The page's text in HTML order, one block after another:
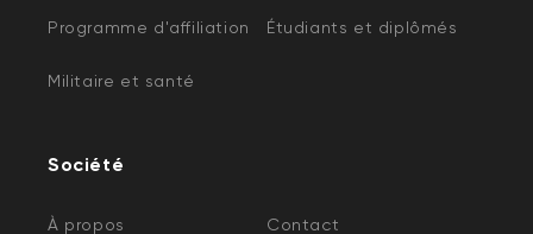
Programme d'affiliation Étudiants et diplômés
Militaire et santé
Société
À propos Contact